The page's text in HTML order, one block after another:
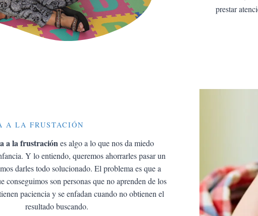
prestar
A LA FRUSTACIÓN
a la frustraciónes algo a lo que nos da miedo
Y lo entiendo, queremos ahorrarles pasar un
darles todo solucionado. El problema es que a
conseguimos son personas que no aprenden de los
paciencia y se enfadan cuando no obtienen el
resultado buscando.